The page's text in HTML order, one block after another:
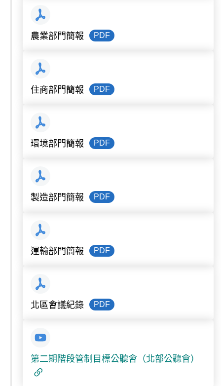
農業部門簡報 PDF
住商部門簡報 PDF
環境部門簡報 PDF
製造部門簡報 PDF
運輸部門簡報 PDF
北區會議紀錄 PDF
第二期階段管制目標公聽會（北部公聽會）